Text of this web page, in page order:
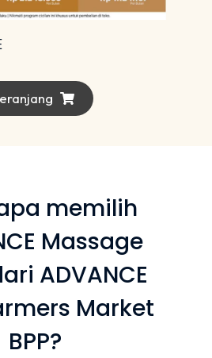
memilih
Massage
ADVANCE
Market
BPP?